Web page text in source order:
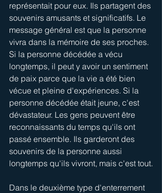
représentait pour eux. Ils partagent des
souvenirs amusants et significatifs. Le
message général est que la personne
vivra dans la mémoire de ses proches.
Si la personne décédée a vécu
longtemps, il peut y avoir un sentiment
de paix parce que la vie a été bien
vécue et pleine d'expériences. Si la
personne décédée était jeune, c'est
dévastateur. Les gens peuvent être
reconnaissants du temps qu'ils ont
passé ensemble. Ils garderont des
souvenirs de la personne aussi
longtemps qu'ils vivront, mais c'est tout.
Dans le deuxième type d'enterrement